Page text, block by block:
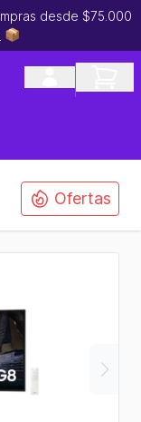
desde $75.000
📦
Ofertas